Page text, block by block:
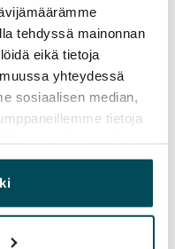
tehdyssä mainonnan
eikä tietoja
yhteydessä
sosiaalisen median,
tietoja
joita olet antanut
heidän
Voit hankkia
yhteyttä